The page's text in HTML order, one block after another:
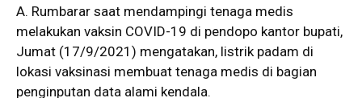
A. Rumbarar saat mendampingi tenaga medis
melakukan vaksin COVID-19 di pendopo kantor bupati,
Jumat (17/9/2021) mengatakan, listrik padam di
lokasi vaksinasi membuat tenaga medis di bagian
penginputan data alami kendala.